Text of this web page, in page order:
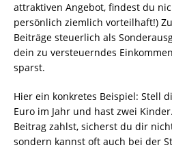
attraktiven Angebot, findest du
persönlich ziemlich vorteilhaft!)
Beiträge steuerlich als
dein zu versteuerndes
sparst.
Hier ein konkretes Beispiel: Stell
Euro im Jahr und hast zwei
Beitrag zahlst, sicherst du dir
sondern kannst oft auch bei der